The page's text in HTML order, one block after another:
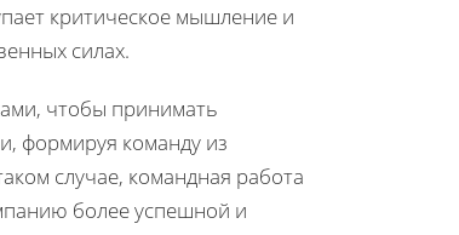
критическое мышление и
силах.
чтобы принимать
формируя команду из
случае, командная работа
более успешной и